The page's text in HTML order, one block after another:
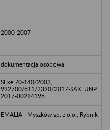
2000-2007
dokumentacja osobowa
SEke 70-140/2003;
992700/611/2390/2017-SAK, UNP:
2017-00284196
EMALIA - Myszków sp. z o.o., Rybnik